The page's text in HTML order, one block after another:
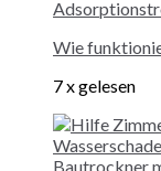
Wie
7 x gelesen